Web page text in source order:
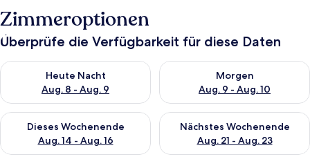
Zimmeroptionen
Überprüfe die Verfügbarkeit für diese Daten
Heute Nacht
Aug. 8 - Aug. 9
Überprüfe die Verfügbarkeit für heute Nacht, Aug. 8 - Aug. 9.
Morgen
Aug. 9 - Aug. 10
Überprüfe die Verfügbarkeit
Dieses Wochenende
Aug. 14 - Aug. 16
Überprüfe die Verfügbarkeit für dieses Wochenende, Aug. 14
Nächstes Wochenende
Aug. 21 - Aug. 23
Überprüfe die Verfügbarkeit